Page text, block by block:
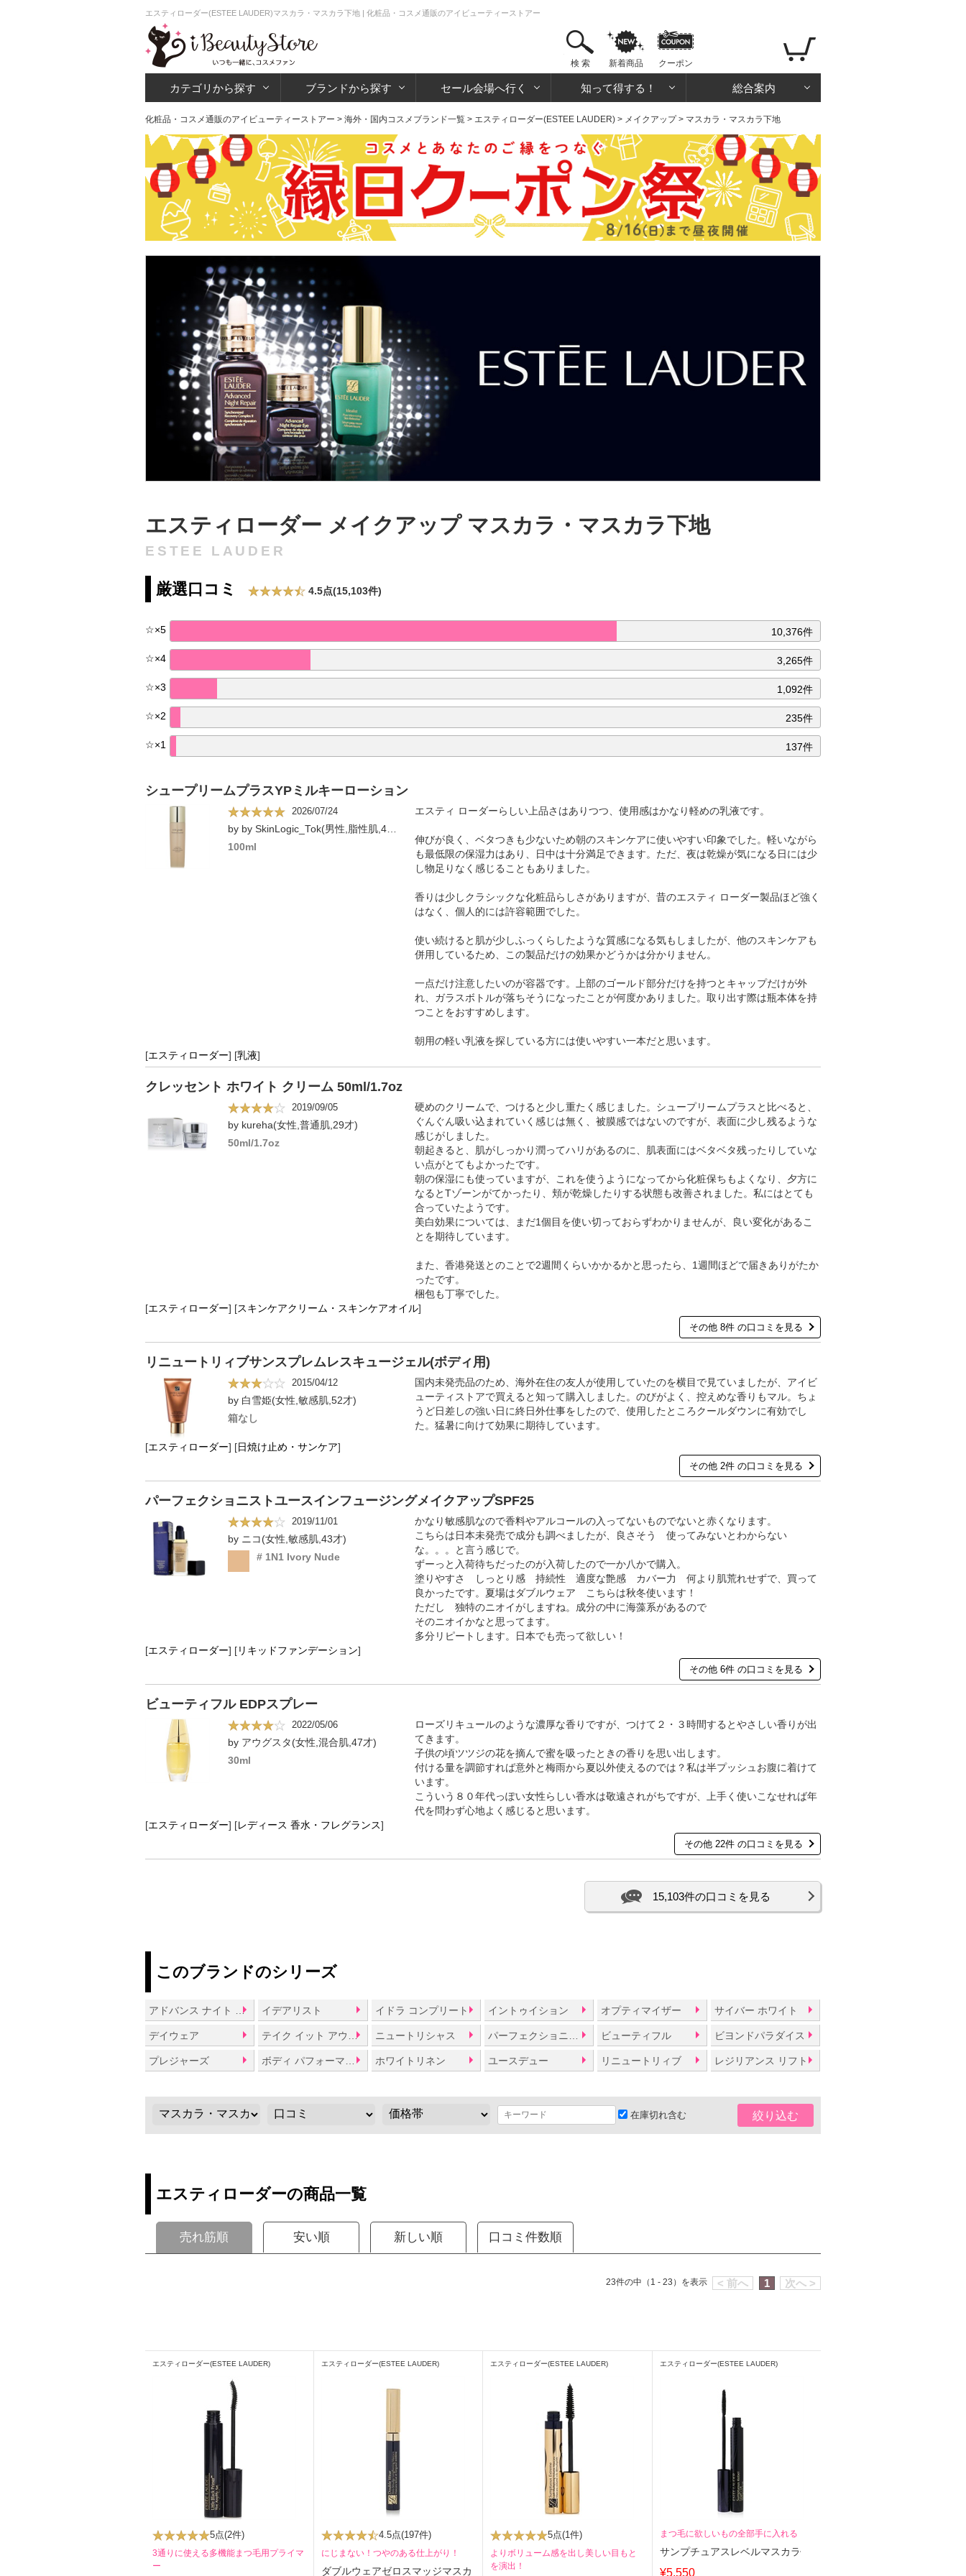
エスティローダー(ESTEE LAUDER)マスカラ・マスカラ下地 | 化粧品・コスメ通販のアイビューティーストアー
検 索 新着商品 クーポン
カテゴリから探す ブランドから探す セール会場へ行く 知って得する！ 総合案内
化粧品・コスメ通販のアイビューティーストアー > 海外・国内コスメブランド一覧 > エスティローダー(ESTEE LAUDER) > メイクアップ> マスカラ・マスカラ下地
エスティローダー メイクアップ マスカラ・マスカラ下地
ESTEE LAUDER
厳選口コミ 4.5点(15,103件)
☆×5 10,376件
☆×4 3,265件
☆×3 1,092件
☆×2 235件
☆×1 137件
シュープリームプラスYPミルキーローション
2026/07/24
100ml
エスティ ローダーらしい上品さはありつつ、使用感はかなり軽めの乳液です。
伸びが良く、ベタつきも少ないため朝のスキンケアに使いやすい印象でした。軽いながら
も最低限の保湿力はあり、日中は十分満足できます。ただ、夜は乾燥が気になる日には少
し物足りなく感じることもありました。
香りは少しクラシックな化粧品らしさがありますが、昔のエスティ ローダー製品ほど強く
はなく、個人的には許容範囲でした。
使い続けると肌が少しふっくらしたような質感になる気もしましたが、他のスキンケアも
併用しているため、この製品だけの効果かどうかは分かりません。
一点だけ注意したいのが容器です。上部のゴールド部分だけを持つとキャップだけが外
れ、ガラスボトルが落ちそうになったことが何度かありました。取り出す際は瓶本体を持
つことをおすすめします。
朝用の軽い乳液を探している方には使いやすい一本だと思います。
[エスティローダー] [乳液]
クレッセント ホワイト クリーム 50ml/1.7oz
2019/09/05
by kureha(女性,普通肌,29才)
50ml/1.7oz
硬めのクリームで、つけると少し重たく感じました。シュープリームプラスと比べると、
ぐんぐん吸い込まれていく感じは無く、被膜感ではないのですが、表面に少し残るような
感じがしました。
朝起きると、肌がしっかり潤ってハリがあるのに、肌表面にはベタベタ残ったりしていな
い点がとてもよかったです。
朝の保湿にも使っていますが、これを使うようになってから化粧保ちもよくなり、夕方に
なるとTゾーンがてかったり、頬が乾燥したりする状態も改善されました。私にはとても
合っていたようです。
美白効果については、まだ1個目を使い切っておらずわかりませんが、良い変化があるこ
とを期待しています。
また、香港発送とのことで2週間くらいかかるかと思ったら、1週間ほどで届きありがたか
ったです。
梱包も丁寧でした。
[エスティローダー] [スキンケアクリーム・スキンケアオイル]
その他 8件 の口コミを見る
リニュートリィブサンスプレムレスキュージェル(ボディ用)
2015/04/12
by 白雪姫(女性,敏感肌,52才)
箱なし
国内未発売品のため、海外在住の友人が使用していたのを横目で見ていましたが、アイビ
ューティストアで買えると知って購入しました。のびがよく、控えめな香りもマル。ちょ
うど日差しの強い日に終日外仕事をしたので、使用したところクールダウンに有効でし
た。猛暑に向けて効果に期待しています。
[エスティローダー] [日焼け止め・サンケア]
その他 2件 の口コミを見る
パーフェクショニストユースインフュージングメイクアップSPF25
2019/11/01
by ニコ(女性,敏感肌,43才)
# 1N1 Ivory Nude
かなり敏感肌なので香料やアルコールの入ってないものでないと赤くなります。
こちらは日本未発売で成分も調べましたが、良さそう 使ってみないとわからない
な。。。と言う感じで。
ずーっと入荷待ちだったのが入荷したので一か八かで購入。
塗りやすさ しっとり感 持続性 適度な艶感 カバー力 何より肌荒れせずで、買って
良かったです。夏場はダブルウェア こちらは秋冬使います！
ただし 独特のニオイがしますね。成分の中に海藻系があるので
そのニオイかなと思ってます。
多分リピートします。日本でも売って欲しい！
[エスティローダー] [ リキッドファンデーション]
その他 6件 の口コミを見る
ビューティフル EDPスプレー
2022/05/06
by アウグスタ(女性,混合肌,47才)
30ml
ローズリキュールのような濃厚な香りですが、つけて２・３時間するとやさしい香りが出
てきます。
子供の頃ツツジの花を摘んで蜜を吸ったときの香りを思い出します。
付ける量を調節すれば意外と梅雨から夏以外使えるのでは？私は半プッシュお腹に着けて
います。
こういう８０年代っぽい女性らしい香水は敬遠されがちですが、上手く使いこなせれば年
代を問わず心地よく感じると思います。
[エスティローダー] [レディース 香水・フレグランス]
その他 22件 の口コミを見る
15,103件の口コミを見る
このブランドのシリーズ
アドバンス ナイト リペア イデアリスト イドラ コンプリート イントゥイション オプティマイザー サイバー ホワイト
デイウェア テイク イット アウェイ ニュートリシャス ビューティフル ビヨンドパラダイス
プレジャーズ ホワイトリネン ユースデュー リニュートリィブ レジリアンス リフト
在庫切れ含む 絞り込む
エスティローダーの商品一覧
売れ筋順 安い順 新しい順 口コミ件数順
< 前へ 1 次へ >
23件の中（1 - 23）を表示
エスティローダー(ESTEE LAUDER)
5点(2件)
3通りに使える多機能まつ毛用プライマ
ー
エスティローダー(ESTEE LAUDER)
4.5点(197件)
にじまない！つやのある仕上がり！
ダブルウェアゼロスマッジマスカ
エスティローダー(ESTEE LAUDER)
5点(1件)
よりボリューム感を出し美しい目もと
を演出！
エスティローダー(ESTEE LAUDER)
まつ毛に欲しいもの全部手に入れる
サンプチュアスレベルマスカラ
¥5,550